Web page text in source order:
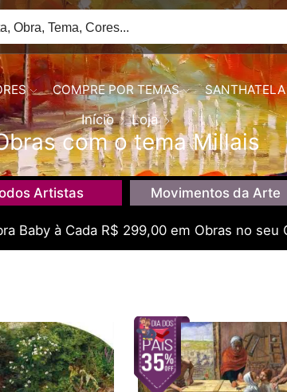
COMPRE POR TEMAS
Início Loja
com o tema Millais
Artistas Movimentos da Arte
Baby à Cada R$ 299,00 em Obras no seu